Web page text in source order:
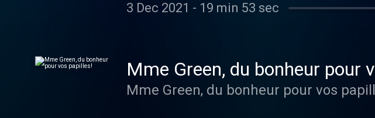
3 Dec 2021 - 19 min 53 sec
Mme Green, du bonheur pour
Mme Green, du bonheur pour vos